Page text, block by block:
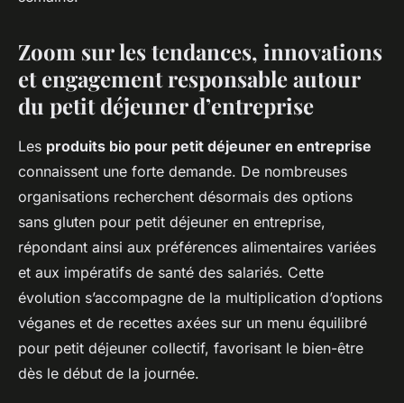
Zoom sur les tendances, innovations
et engagement responsable autour
du petit déjeuner d’entreprise
Les produits bio pour petit déjeuner en entreprise
connaissent une forte demande. De nombreuses
organisations recherchent désormais des options
sans gluten pour petit déjeuner en entreprise,
répondant ainsi aux préférences alimentaires variées
et aux impératifs de santé des salariés. Cette
évolution s’accompagne de la multiplication d’options
véganes et de recettes axées sur un menu équilibré
pour petit déjeuner collectif, favorisant le bien-être
dès le début de la journée.